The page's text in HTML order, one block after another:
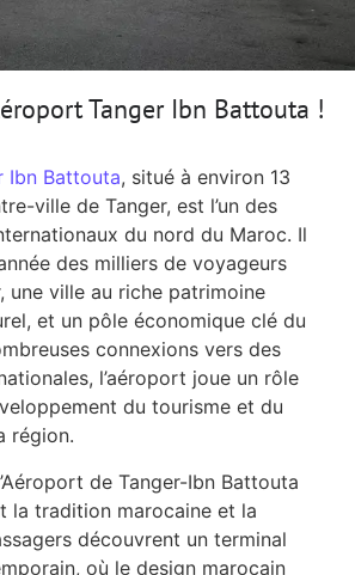
Tanger Ibn Battouta !
Ibn Battouta, situé à environ 13
ville de Tanger, est l’un des
du nord du Maroc. Il
des milliers de voyageurs
une ville au riche patrimoine
et un pôle économique clé du
connexions vers des
l’aéroport joue un rôle
du tourisme et du
région.
de Tanger-Ibn Battouta
la tradition marocaine et la
découvrent un terminal
où le design marocain